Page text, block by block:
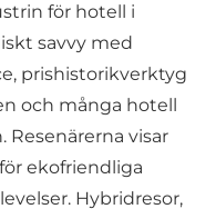
för hotell i
savvy med
prishistorikverktyg
och många hotell
visar
ekofriendliga
Hybridresor,